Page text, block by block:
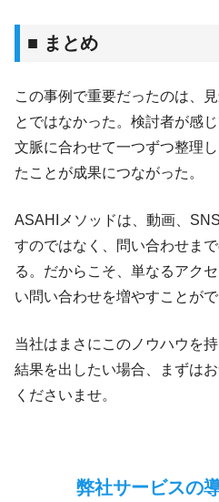
■ まとめ
この事例で重要だったのは、
とではなかった。検討者が感
文脈に合わせて一つずつ整理
たことが成果につながった。
ASAHIメソッドは、動画、
すのではなく、問い合わせま
る。だからこそ、単なるアク
い問い合わせを増やすことがで
当社はまさにこのノウハウを持
結果を出したい場合、まずは
くださいませ。
弊社サービスの